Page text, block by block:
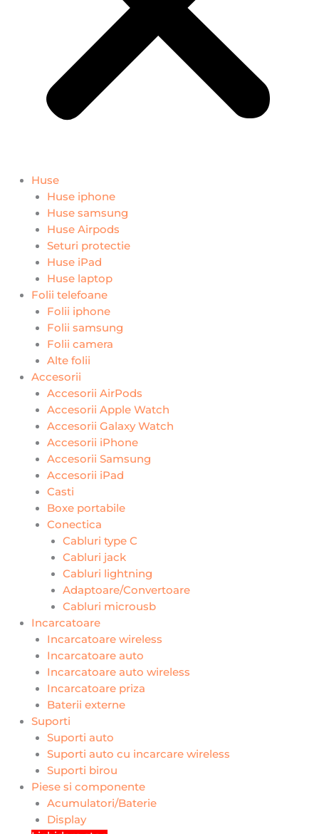
Huse
Huse iphone
Huse samsung
Huse Airpods
Seturi protectie
Huse iPad
Huse laptop
Folii telefoane
Folii iphone
Folii samsung
Folii camera
Alte folii
Accesorii
Accesorii AirPods
Accesorii Apple Watch
Accesorii Galaxy Watch
Accesorii iPhone
Accesorii Samsung
Accesorii iPad
Casti
Boxe portabile
Conectica
Cabluri type C
Cabluri jack
Cabluri lightning
Adaptoare/Convertoare
Cabluri microusb
Incarcatoare
Incarcatoare wireless
Incarcatoare auto
Incarcatoare auto wireless
Incarcatoare priza
Baterii externe
Suporti
Suporti auto
Suporti auto cu incarcare wireless
Suporti birou
Piese si componente
Acumulatori/Baterie
Display